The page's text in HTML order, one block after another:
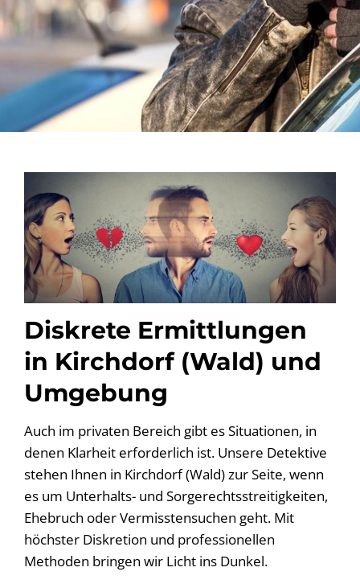
Diskrete Ermittlungen
in Kirchdorf (Wald) und
Umgebung
Auch im privaten Bereich gibt es Situationen, in
denen Klarheit erforderlich ist. Unsere Detektive
stehen Ihnen in Kirchdorf (Wald) zur Seite, wenn
es um Unterhalts- und Sorgerechtsstreitigkeiten,
Ehebruch oder Vermisstensuchen geht. Mit
höchster Diskretion und professionellen
Methoden bringen wir Licht ins Dunkel.